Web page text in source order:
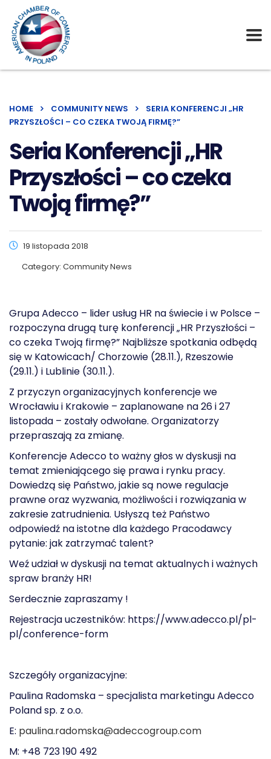
HOME COMMUNITY NEWS
SERIA KONFERENCJI „HR
PRZYSZŁOŚCI – CO CZEKA TWOJĄ FIRMĘ?”
Seria Konferencji „HR
Przyszłości – co czeka
Twoją firmę?”
19 listopada 2018
Category: Community News
Grupa Adecco – lider usług HR na świecie i w Polsce –
rozpoczyna drugą turę konferencji „HR Przyszłości –
co czeka Twoją firmę?” Najbliższe spotkania odbędą
się w Katowicach/ Chorzowie (28.11.), Rzeszowie
(29.11.) i Lublinie (30.11.).
Z przyczyn organizacyjnych konferencje we
Wrocławiu i Krakowie – zaplanowane na 26 i 27
listopada – zostały odwołane. Organizatorzy
przepraszają za zmianę.
Konferencje Adecco to ważny głos w dyskusji na
temat zmieniającego się prawa i rynku pracy.
Dowiedzą się Państwo, jakie są nowe regulacje
prawne oraz wyzwania, możliwości i rozwiązania w
zakresie zatrudnienia. Usłyszą też Państwo
odpowiedź na istotne dla każdego Pracodawcy
pytanie: jak zatrzymać talent?
Weź udział w dyskusji na temat aktualnych i ważnych
spraw branży HR!
Serdecznie zapraszamy !
Rejestracja uczestników: https://www.adecco.pl/pl-
pl/conference-form
Szczegóły organizacyjne:
Paulina Radomska – specjalista marketingu Adecco
Poland sp. z o.o.
E: paulina.radomska@adeccogroup.com
M: +48 723 190 492